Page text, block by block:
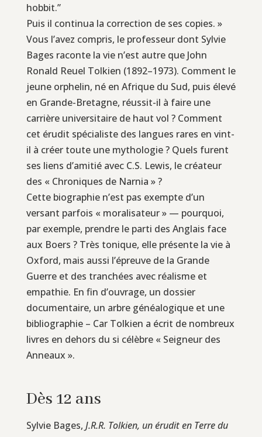
hobbit.”
Puis il continua la correction de ses copies. »
Vous l’avez compris, le professeur dont Sylvie
Bages raconte la vie n’est autre que John
Ronald Reuel Tolkien (1892–1973). Comment le
jeune orphelin, né en Afrique du Sud, puis élevé
en Grande-Bretagne, réussit-il à faire une
carrière universitaire de haut vol ? Comment
cet érudit spécialiste des langues rares en vint-
il à créer toute une mythologie ? Quels furent
ses liens d’amitié avec C.S. Lewis, le créateur
des « Chroniques de Narnia » ?
Cette biographie n’est pas exempte d’un
versant parfois « moralisateur » — pourquoi,
par exemple, prendre le parti des Anglais face
aux Boers ? Très tonique, elle présente la vie à
Oxford, mais aussi l’épreuve de la Grande
Guerre et des tranchées avec réalisme et
empathie. En fin d’ouvrage, un dossier
documentaire, un arbre généalogique et une
bibliographie – Car Tolkien a écrit de nombreux
livres en dehors du si célèbre « Seigneur des
Anneaux ».
Dès 12 ans
Sylvie Bages, J.R.R. Tolkien, un érudit en Terre du